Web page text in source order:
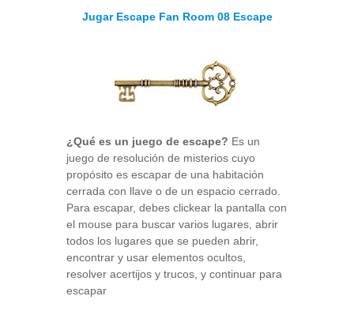
Jugar Escape Fan Room 08 Escape
¿Qué es un juego de escape? Es un
juego de resolución de misterios cuyo
propósito es escapar de una habitación
cerrada con llave o de un espacio cerrado.
Para escapar, debes clickear la pantalla con
el mouse para buscar varios lugares, abrir
todos los lugares que se pueden abrir,
encontrar y usar elementos ocultos,
resolver acertijos y trucos, y continuar para
escapar